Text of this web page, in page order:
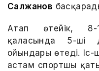
Салжанов
Атап өтейік, 8-
қаласында 5-ші
ойындары өтеді.
астам спортшы